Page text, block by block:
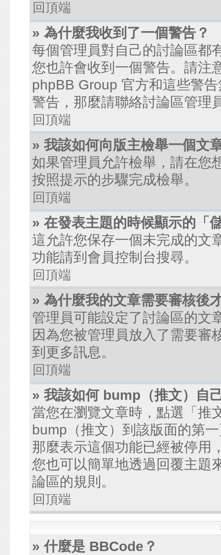
回頂端
» 為什麼我收到了一個警告？
每個管理員對自己的討論區都
您也許會收到一個警告。請注
phpBB Group 官方和這些警
警告，那麼請聯絡討論區管理
回頂端
» 我該如何向版主檢舉一個文
如果管理員允許檢舉，請在您
按照提示的步驟完成檢舉。
回頂端
» 在發表主題的時候顯示的「
這允許您保存一個未完成的文
功能請到會員控制台搜尋。
回頂端
» 為什麼我的文章需要審核後
管理員可能設定了討論區的文
因為您被管理員放入了需要審
到更多訊息。
回頂端
» 我該如何 bump（推文）自
當您在瀏覽文章時，點選「推
bump（推文）到該版面的第
那麼表示這個功能已經被停用
您也可以簡單地透過回覆主題
論區的規則。
回頂端
» 什麼是 BBCode？